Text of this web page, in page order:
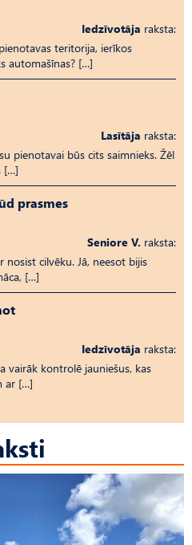
Iedzīvotāja raksta:
teritorija, ierīkos
automašīnas? […]
Lasītāja raksta:
pienotavai būs cits saimnieks. Žēl
[…]
prasmes
Seniore V. raksta:
nosist cilvēku. Jā, neesot bijis
[…]
Iedzīvotāja raksta:
vairāk kontrolē jauniešus, kas
ar […]